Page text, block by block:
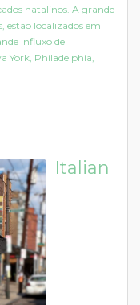
natalinos. A grande
estão localizados em
influxo de
York, Philadelphia,
Italian